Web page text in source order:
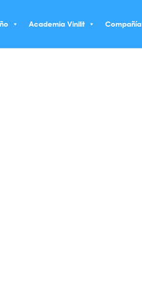
Academia Vinilit Compañía